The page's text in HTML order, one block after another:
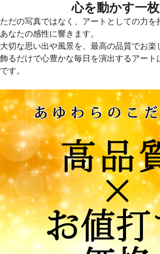
心を動かす一枚
ただの写真ではなく、アートとしての力を
あなたの感性に響きます。
大切な思い出や風景を、最高の品質でお楽
飾るだけで心豊かな毎日を演出するアート
です。